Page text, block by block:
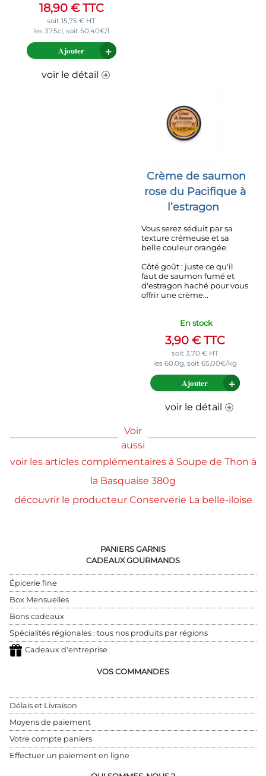
18,90 €TTC
soit 15,75 € HT
les 37.5cl, soit 50,40€/l
Ajouter
voir le détail
Crème de saumon
rose du Pacifique à
l’estragon
Vous serez séduit par sa
texture crémeuse et sa
belle couleur orangée.
Côté goût : juste ce qu'il
faut de saumon fumé et
d'estragon haché pour vous
offrir une crème...
En stock
3,90 €TTC
soit 3,70 €HT
les 60.0g, soit 65,00€/kg
Ajouter
voir le détail
Voir
aussi
voir les articles complémentaires à Soupe de Thon à
la Basquaise 380g
découvrir le producteur Conserverie La belle-iloise
PANIERS GARNIS
CADEAUX GOURMANDS
Épicerie fine
Box Mensuelles
Bons cadeaux
Spécialités régionales : tous nos produits par régions
Cadeaux d'entreprise
VOS COMMANDES
Délais et Livraison
Moyens de paiement
Votre compte paniers
Effectuer un paiement en ligne